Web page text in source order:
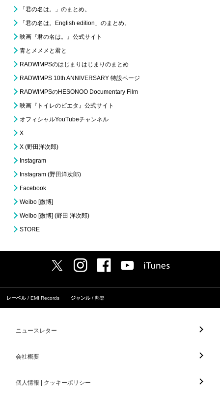
「君の名は。」のまとめ。
「君の名は。English edition」のまとめ。
映画『君の名は。』公式サイト
青とメメメと君と
RADWIMPSのはじまりはじまりのまとめ
RADWIMPS 10th ANNIVERSARY 特設ページ
RADWIMPSのHESONOO Documentary Film
映画『トイレのピエタ』公式サイト
オフィシャルYouTubeチャンネル
X
X (野田洋次郎)
Instagram
Instagram (野田洋次郎)
Facebook
Weibo [微博]
Weibo [微博] (野田 洋次郎)
STORE
レーベル EMI Records ジャンル 邦楽
ニュースレター
会社概要
個人情報 | クッキーポリシー